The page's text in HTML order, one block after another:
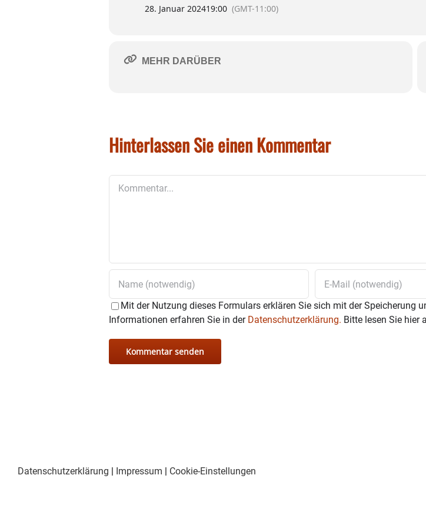
28. Januar 202419:00 (GMT-11:00)
MEHR DARÜBER
Hinterlassen Sie einen Kommentar
Mit der Nutzung dieses Formulars erklären Sie sich mit der Speicherung
Informationen erfahren Sie in der Datenschutzerklärung. Bitte lesen Sie hier
Datenschutzerklärung | Impressum | Cookie-Einstellungen